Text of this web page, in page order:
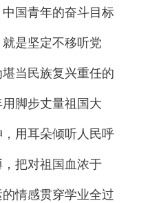
国青年的奋斗目标
是坚定不移听党
当民族复兴重任的
脚步丈量祖国大
用耳朵倾听人民呼
把对祖国血浓于
情感贯穿学业全过